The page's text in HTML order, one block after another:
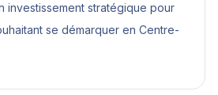
investissement stratégique pour
se démarquer en Centre-